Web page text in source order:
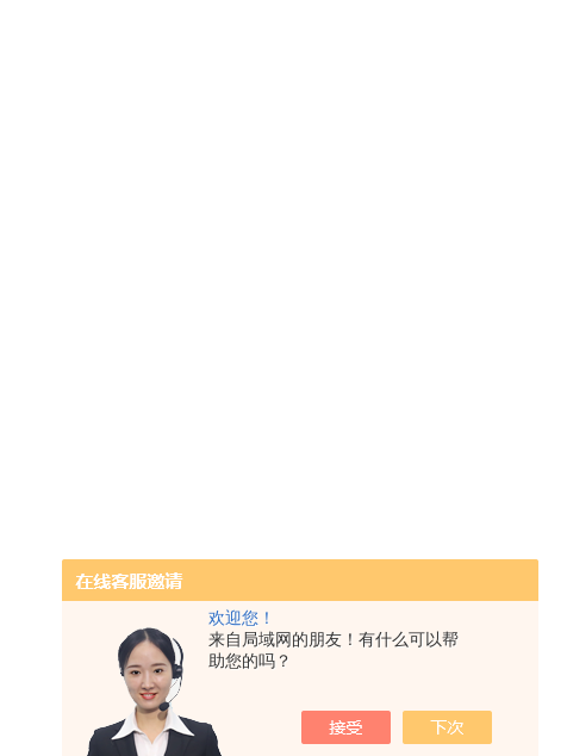
欢迎您！
来自局域网的朋友！有什么可以帮
助您的吗？